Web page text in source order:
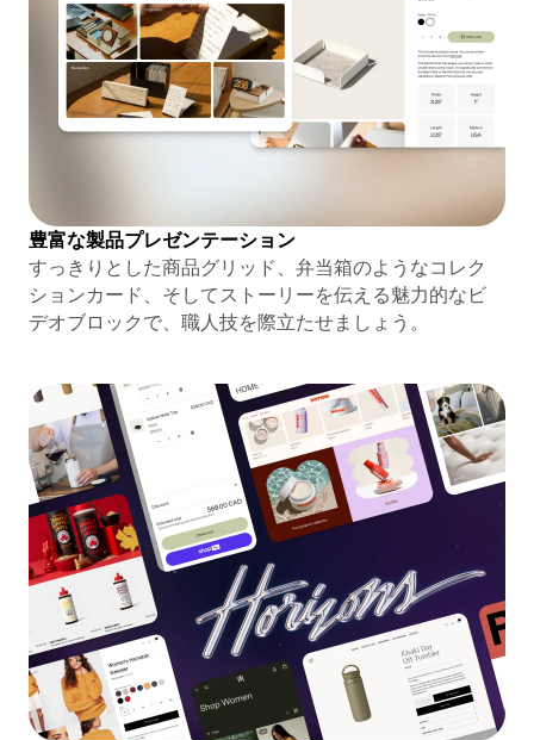
豊富な製品プレゼンテーション
すっきりとした商品グリッド、弁当箱のようなコレク
ションカード、​​そしてストーリーを伝える魅力的なビ
デオブロックで、職人技を際立たせましょう。